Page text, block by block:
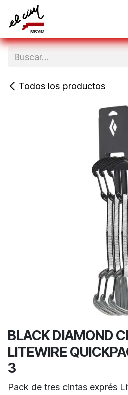
Ir al contenido
Todos los productos
BLACK DIAMOND
LITEWIRE
3
Pack de tres cintas exprés